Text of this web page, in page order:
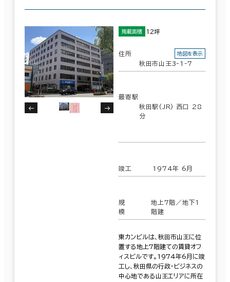
掲載面積 12坪
住所
秋田市山王3-1-7
地図を表示
最寄駅
秋田駅(JR) 西口 28
分
竣工 1974年 6月
規
模
地上7階／地下1
階建
東カンビルは、秋田市山王に位
置する地上7階建ての賃貸オフ
ィスビルです。1974年6月に竣
工し、秋田県の行政・ビジネスの
中心地である山王エリアに所在